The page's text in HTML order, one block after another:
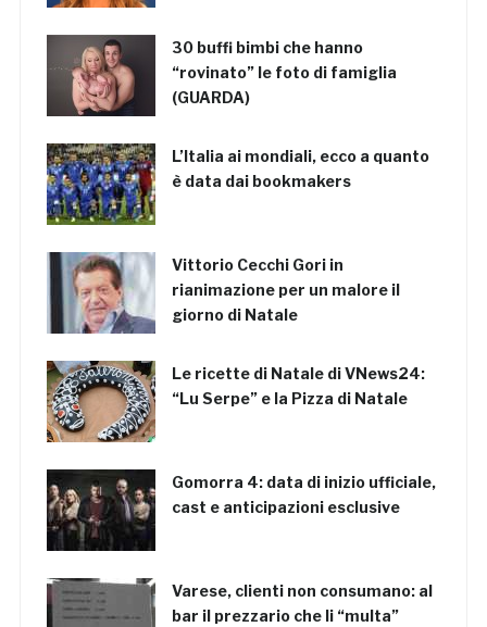
30 buffi bimbi che hanno
“rovinato” le foto di famiglia
(GUARDA)
L’Italia ai mondiali, ecco a quanto
è data dai bookmakers
Vittorio Cecchi Gori in
rianimazione per un malore il
giorno di Natale
Le ricette di Natale di VNews24:
“Lu Serpe” e la Pizza di Natale
Gomorra 4: data di inizio ufficiale,
cast e anticipazioni esclusive
Varese, clienti non consumano: al
bar il prezzario che li “multa”